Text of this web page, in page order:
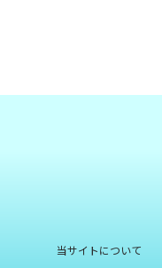
当サイトについて